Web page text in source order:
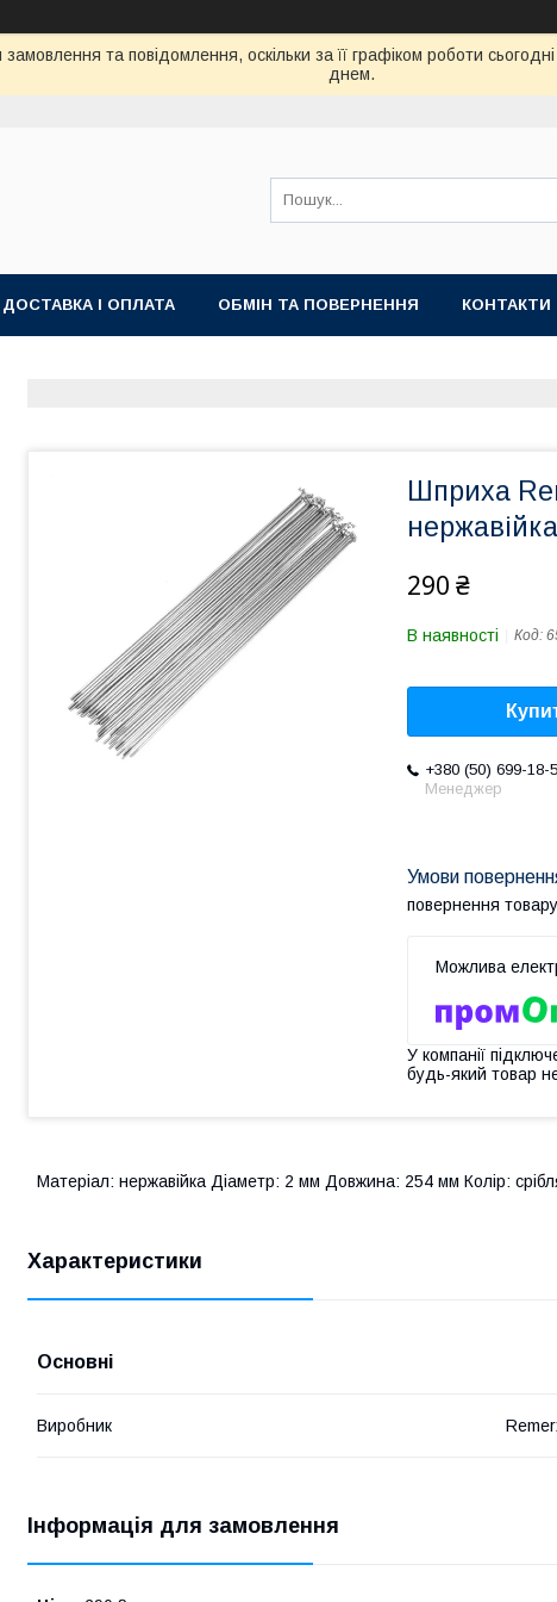
та повідомлення, оскільки за її графіком роботи
днем.
ДОСТАВКА І ОПЛАТА ОБМІН ТА ПОВЕРНЕННЯ КОНТАКТИ
Шприха
290 ₴
В наявності Код:
+380 (50) 699-18-
Менеджер
повернення
У компанії
будь-який товар
Матеріал: нержавійка Діаметр: 2 мм Довжина: 254 мм Колір:
Характеристики
Основні
Виробник
Інформація для замовлення